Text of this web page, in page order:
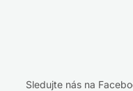
Sledujte nás na